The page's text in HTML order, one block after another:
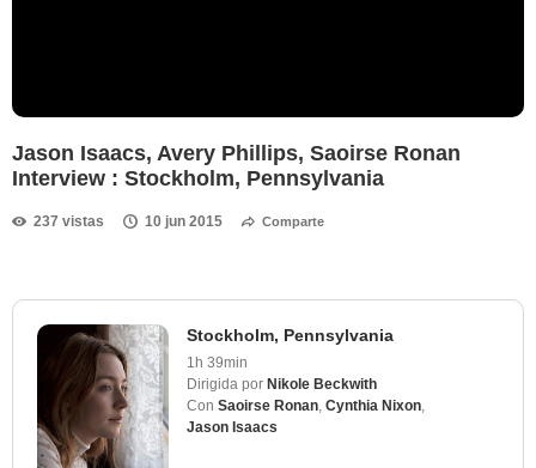
Jason Isaacs, Avery Phillips, Saoirse Ronan
Interview : Stockholm, Pennsylvania
237 vistas 10 jun 2015 Comparte
Stockholm, Pennsylvania
1h 39min
Dirigida por Nikole Beckwith
Con Saoirse Ronan Cynthia Nixon
Jason Isaacs